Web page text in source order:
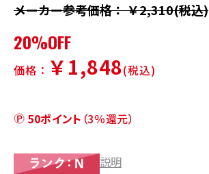
メーカー参考価格： ￥2,310(税込)
20%OFF
価格： ￥1,848(税込)
50ポイント （3％還元）
説明